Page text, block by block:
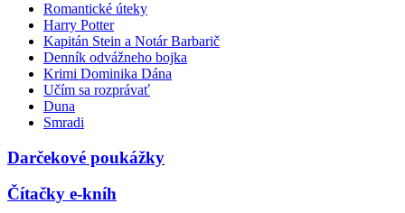
Romantické úteky
Harry Potter
Kapitán Stein a Notár Barbarič
Denník odvážneho bojka
Krimi Dominika Dána
Učím sa rozprávať
Duna
Smradi
Darčekové poukážky
Čítačky e-kníh